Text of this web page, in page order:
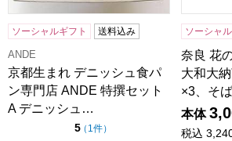
ソーシャルギフト 送料込み
ANDE
京都生まれ デニッシュ食パ
ン専門店 ANDE 特撰セット
A デニッシュ…
5点（5点満点中）
（ 1件の評価
）
ソーシャ
奈良 花
大和大
×3、そ
本体
税込